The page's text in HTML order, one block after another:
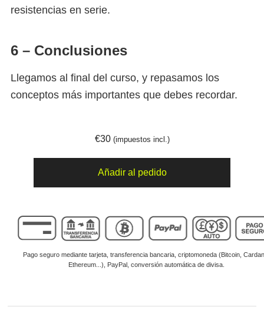
resistencias en serie.
6 – Conclusiones
Llegamos al final del curso, y repasamos los
conceptos más importantes que debes recordar.
€30 (impuestos incl.)
Cómo
de
aislamiento
(Club
de
Añadir al pedido